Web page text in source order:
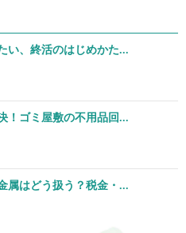
い、終活のはじめかた...
！ゴミ屋敷の不用品回...
属はどう扱う？税金・...